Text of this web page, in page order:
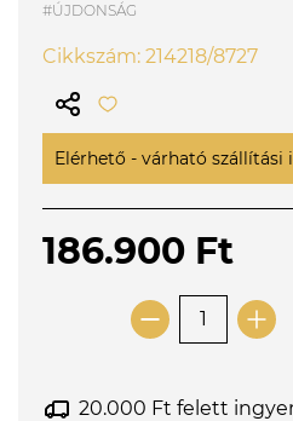
#ÚJDONSÁG
Cikkszám: 214218/8727
Elérhető - várható szállítási
186.900 Ft
20.000 Ft felett